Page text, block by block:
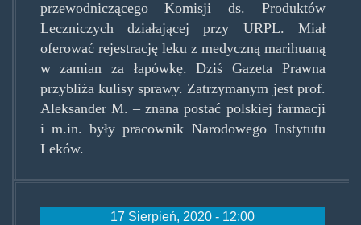
przewodniczącego Komisji ds. Produktów
Leczniczych działającej przy URPL. Miał
oferować rejestrację leku z medyczną marihuaną
w zamian za łapówkę. Dziś Gazeta Prawna
przybliża kulisy sprawy. Zatrzymanym jest prof.
Aleksander M. – znana postać polskiej farmacji
i m.in. były pracownik Narodowego Instytutu
Leków.
17 Sierpień, 2020 - 12:00